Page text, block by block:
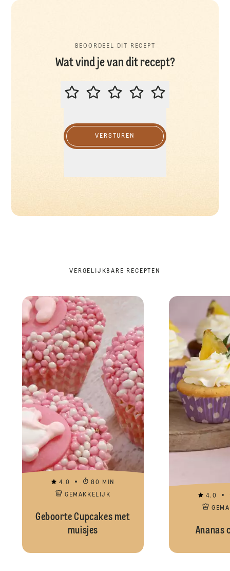
BEOORDEEL DIT RECEPT
Wat vind je van dit recept?
BEOORDEEL DIT RECEPT
VERSTUREN
VERGELIJKBARE RECEPTEN
4.0
80 MIN
GEMAKKELIJK
Geboorte Cupcakes met
muisjes
4.0
Ananas